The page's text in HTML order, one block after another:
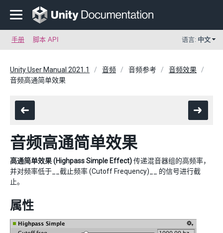
手册 脚本 API 语言: 中文
Unity User Manual 2021.1 音频 音频参考
音频效果
音频高通简单效果
音频高通简单效果
高通简单效果 (Highpass Simple Effect)传递混音器组的高频率，
并对频率低于__截止频率 (Cutoff Frequency)__ 的信号进行截
止。
属性